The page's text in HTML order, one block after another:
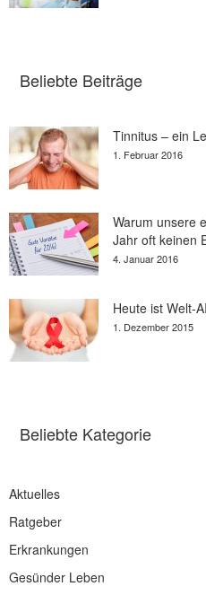
Beliebte Beiträge
Tinnitus – ein
1. Februar 2016
Warum unsere
Jahr oft keinen
4. Januar 2016
Heute ist Welt-
1. Dezember 2015
Beliebte Kategorie
Aktuelles
Ratgeber
Erkrankungen
Gesünder Leben